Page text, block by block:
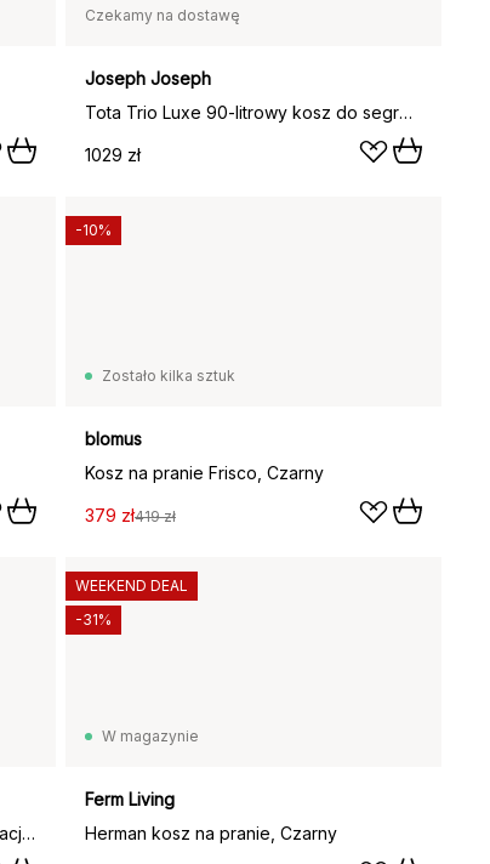
Czekamy na dostawę
Joseph Joseph
Tota Trio Luxe 90-litrowy kosz do segregacji prania, Black
1029 zł
Zostało kilka sztuk
blomus
Kosz na pranie Frisco, Czarny
379 zł419 zł
-10%
Tota Luxe 90-litrowy kosz do segregacji prania, Ecru
W magazynie
Ferm Living
Herman kosz na pranie, Czarny
WEEKEND DEAL
-31%